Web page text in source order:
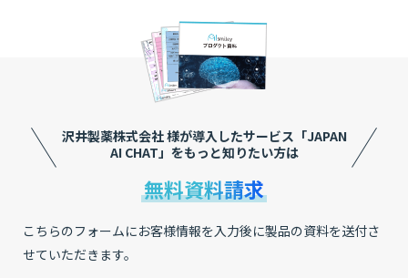
沢井製薬株式会社 様が導入したサービス 「JAPAN
AI CHAT」をもっと知りたい方は
無料資料請求
こちらのフォームにお客様情報を入力後に製品の資料を送付さ
せていただきます。